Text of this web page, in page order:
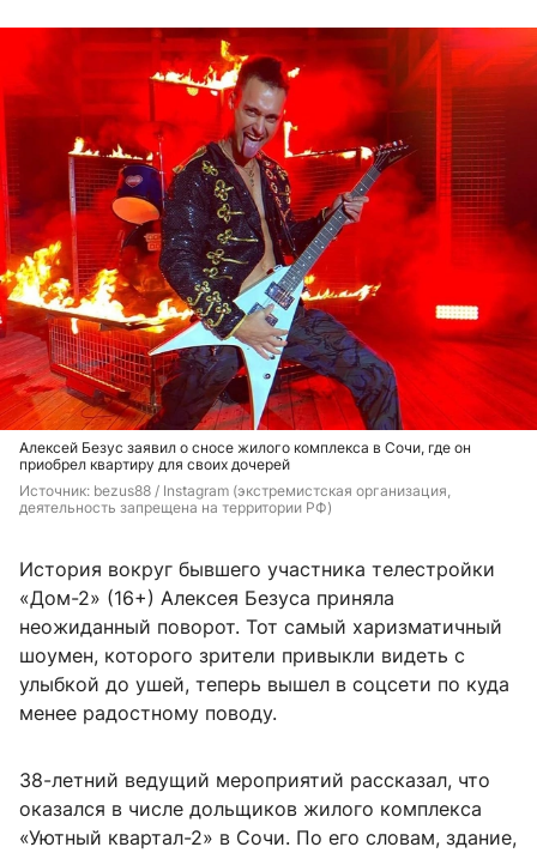
Алексей Безус заявил о сносе жилого комплекса в Сочи, где он
приобрел квартиру для своих дочерей
Источник: bezus88 / Instagram (экстремистская организация,
деятельность запрещена на территории РФ)
История вокруг бывшего участника телестройки
«Дом-2» (16+) Алексея Безуса приняла
неожиданный поворот. Тот самый харизматичный
шоумен, которого зрители привыкли видеть с
улыбкой до ушей, теперь вышел в соцсети по куда
менее радостному поводу.
38-летний ведущий мероприятий рассказал, что
оказался в числе дольщиков жилого комплекса
«Уютный квартал-2» в Сочи. По его словам, здание,